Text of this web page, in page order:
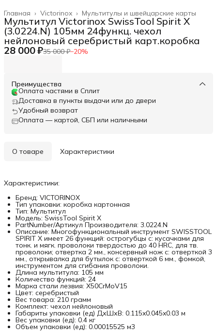
Мультитулы и швейцарские карты
Victorinox ›
Главная ›
Мультитул Victorinox SwissTool Spirit X
(3.0224.N) 105мм 24функц. чехол
нейлоновый серебристый карт.коробка
28 000 ₽35 000 ₽−20%
Преимущества
Оплата частями в Сплит
Доставка в пункты выдачи или до двери
Удобный возврат
Оплата — картой, СБП или наличными
О товаре Характеристики
Характеристики:
Бренд: VICTORINOX
Тип упаковки: коробка картонная
Тип: Мультитул
Модель: SwissTool Spirit X
PartNumber/Артикул Производителя: 3.0224.N
Описание: Многофункциональный инструмент SWISSTOOL
SPIRIT X имеет 26 функций: острогубцы с: кусачками для
тонк. и мягк. проволоки твердостью до 40 HRC, для тв.
проволоки; отвертка 2 мм., консервный нож с: отверткой 3
мм., открывалка для бутылок с: отверткой 6 мм., фомкой,
инструментом для сгибания проволоки.
Длина мультитула: 105 мм
Количество функций: 24
Марка стали лезвия: X50CrMoV15
Цвет: серебристый
Вес товара: 210 грамм
Комплект: чехол нейлоновый
Габариты упаковки (ед) ДхШхВ: 0.115x0.045x0.03 м
Вес упаковки (ед): 0.4 кг
Объем упаковки (ед): 0.00015525 м3